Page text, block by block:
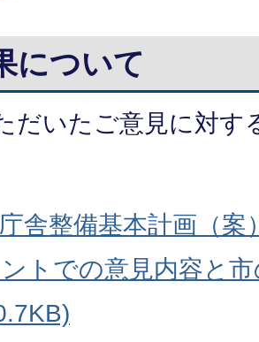
について
だいたご意見に対す
舎整備基本計画（
トでの意見内容と